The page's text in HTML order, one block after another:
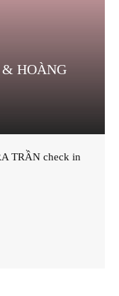
& HOÀNG
TRẦN check in